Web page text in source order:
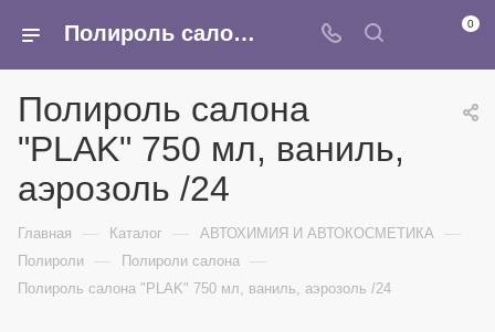
Полироль салона "PLAK" 750 мл, ваниль, аэрозоль /24 - купить в интернет-магазине Армина 0
Полироль салона
"PLAK" 750 мл, ваниль,
аэрозоль /24
Главная — Каталог — АВТОХИМИЯ И АВТОКОСМЕТИКА —
Полироли — Полироли салона —
Полироль салона "PLAK" 750 мл, ваниль, аэрозоль /24